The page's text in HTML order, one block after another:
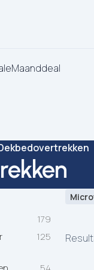
Katoen
Katoen-Satijn
Microvezel
2-
Lits-
Maanddeal
179
125